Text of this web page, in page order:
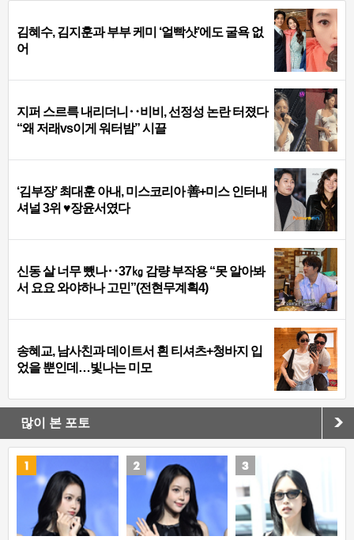
김혜수, 김지훈과 부부 케미 ‘얼빡샷’에도 굴욕 없
어
지퍼 스르륵 내리더니‥비비, 선정성 논란 터졌다
“왜 저래vs이게 워터밤” 시끌
‘김부장’ 최대훈 아내, 미스코리아 善+미스 인터내
셔널 3위 ♥장윤서였다
신동 살 너무 뺐나‥37㎏ 감량 부작용 “못 알아봐
서 요요 와야하나 고민”(전현무계획4)
송혜교, 남사친과 데이트서 흰 티셔츠+청바지 입
었을 뿐인데…빛나는 미모
많이 본 포토